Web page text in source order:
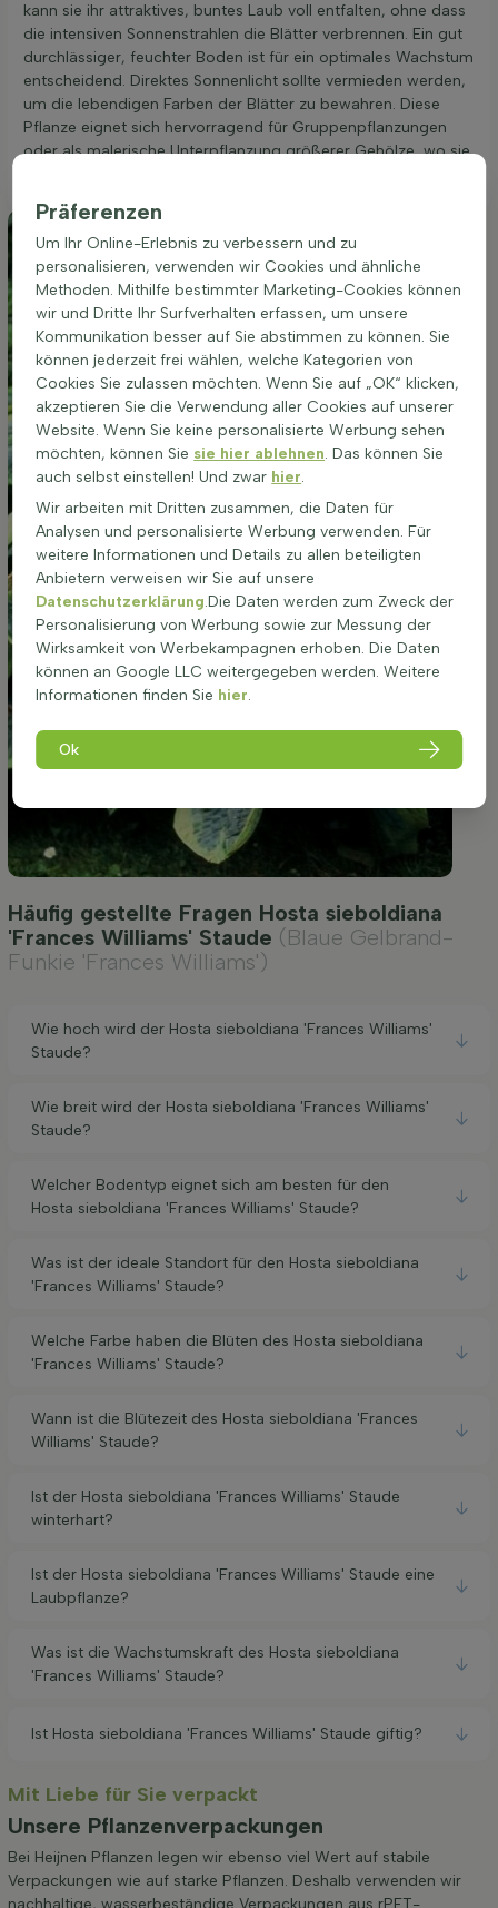
kann sie ihr attraktives, buntes Laub voll entfalten, ohne dass
die intensiven Sonnenstrahlen die Blätter verbrennen. Ein gut
durchlässiger, feuchter Boden ist für ein optimales Wachstum
entscheidend. Direktes Sonnenlicht sollte vermieden werden,
um die lebendigen Farben der Blätter zu bewahren. Diese
Pflanze eignet sich hervorragend für Gruppenpflanzungen
oder als malerische Unterpflanzung größerer Gehölze, wo sie
Häufig gestellte Fragen Hosta sieboldiana
'Frances Williams' Staude (Blaue Gelbrand-
Funkie 'Frances Williams')
Wie hoch wird der Hosta sieboldiana 'Frances Williams'
Staude?
Wie breit wird der Hosta sieboldiana 'Frances Williams'
Staude?
Welcher Bodentyp eignet sich am besten für den
Hosta sieboldiana 'Frances Williams' Staude?
Was ist der ideale Standort für den Hosta sieboldiana
'Frances Williams' Staude?
Welche Farbe haben die Blüten des Hosta sieboldiana
'Frances Williams' Staude?
Wann ist die Blütezeit des Hosta sieboldiana 'Frances
Williams' Staude?
Ist der Hosta sieboldiana 'Frances Williams' Staude
winterhart?
Ist der Hosta sieboldiana 'Frances Williams' Staude eine
Laubpflanze?
Was ist die Wachstumskraft des Hosta sieboldiana
'Frances Williams' Staude?
Ist Hosta sieboldiana 'Frances Williams' Staude giftig?
Mit Liebe für Sie verpackt
Unsere Pflanzenverpackungen
Bei Heijnen Pflanzen legen wir ebenso viel Wert auf stabile
Verpackungen wie auf starke Pflanzen. Deshalb verwenden wir
Präferenzen
Um Ihr Online-Erlebnis zu verbessern und zu
personalisieren, verwenden wir Cookies und ähnliche
Methoden. Mithilfe bestimmter Marketing-Cookies können
wir und Dritte Ihr Surfverhalten erfassen, um unsere
Kommunikation besser auf Sie abstimmen zu können. Sie
können jederzeit frei wählen, welche Kategorien von
Cookies Sie zulassen möchten. Wenn Sie auf „OK“ klicken,
akzeptieren Sie die Verwendung aller Cookies auf unserer
Website. Wenn Sie keine personalisierte Werbung sehen
möchten, können Sie sie hier ablehnen. Das können Sie
auch selbst einstellen! Und zwar hier.
Wir arbeiten mit Dritten zusammen, die Daten für
Analysen und personalisierte Werbung verwenden. Für
weitere Informationen und Details zu allen beteiligten
Anbietern verweisen wir Sie auf unsere
Datenschutzerklärung.Die Daten werden zum Zweck der
Personalisierung von Werbung sowie zur Messung der
Wirksamkeit von Werbekampagnen erhoben. Die Daten
können an Google LLC weitergegeben werden. Weitere
Informationen finden Sie hier.
Ok